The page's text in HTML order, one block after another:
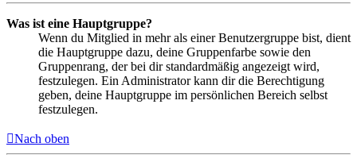
Was ist eine Hauptgruppe?
Wenn du Mitglied in mehr als einer Benutzergruppe bist, dient
die Hauptgruppe dazu, deine Gruppenfarbe sowie den
Gruppenrang, der bei dir standardmäßig angezeigt wird,
festzulegen. Ein Administrator kann dir die Berechtigung
geben, deine Hauptgruppe im persönlichen Bereich selbst
festzulegen.
Nach oben